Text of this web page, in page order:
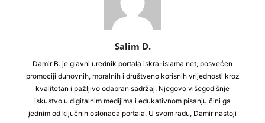
Salim D.
Damir B. je glavni urednik portala iskra-islama.net, posvećen
promociji duhovnih, moralnih i društveno korisnih vrijednosti kroz
kvalitetan i pažljivo odabran sadržaj. Njegovo višegodišnje
iskustvo u digitalnim medijima i edukativnom pisanju čini ga
jednim od ključnih oslonaca portala. U svom radu, Damir nastoji